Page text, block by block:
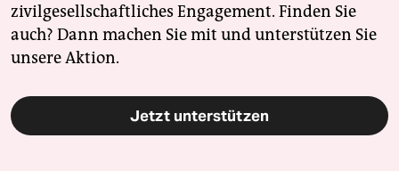
zivilgesellschaftliches Engagement. Finden Sie
auch? Dann machen Sie mit und unterstützen Sie
unsere Aktion.
Jetzt unterstützen